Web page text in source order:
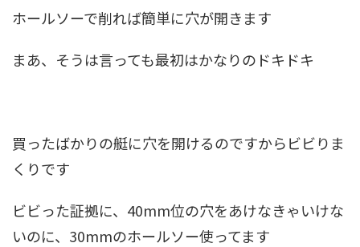
ホールソーで削れば簡単に穴が開きます
まあ、そうは言っても最初はかなりのドキドキ
買ったばかりの艇に穴を開けるのですからビビりま
くりです
ビビった証拠に、40mm位の穴をあけなきゃいけな
いのに、30mmのホールソー使ってます